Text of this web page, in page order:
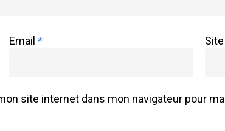
Email *
site internet dans mon navigateur pour